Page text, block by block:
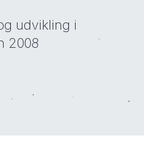
udvikling i
2008